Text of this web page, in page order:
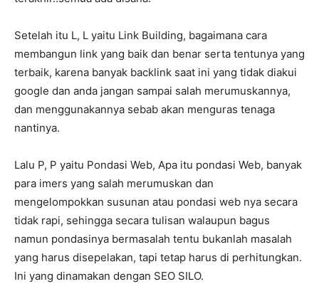
Setelah itu L, L yaitu Link Building, bagaimana cara
membangun link yang baik dan benar serta tentunya yang
terbaik, karena banyak backlink saat ini yang tidak diakui
google dan anda jangan sampai salah merumuskannya,
dan menggunakannya sebab akan menguras tenaga
nantinya.
Lalu P, P yaitu Pondasi Web, Apa itu pondasi Web, banyak
para imers yang salah merumuskan dan
mengelompokkan susunan atau pondasi web nya secara
tidak rapi, sehingga secara tulisan walaupun bagus
namun pondasinya bermasalah tentu bukanlah masalah
yang harus disepelakan, tapi tetap harus di perhitungkan.
Ini yang dinamakan dengan SEO SILO.